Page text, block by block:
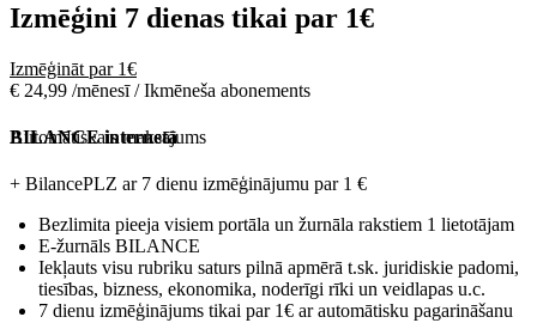
Izmēģini 7 dienas tikai par 1€
Izmēģināt par 1€
€ 24,99 /mēnesī / Ikmēneša abonements
Automātiskais maksājums
BILANCE internetā
+ BilancePLZ ar 7 dienu izmēģinājumu par 1 €
Bezlimita pieeja visiem portāla un žurnāla rakstiem 1 lietotājam
E-žurnāls BILANCE
Iekļauts visu rubriku saturs pilnā apmērā t.sk. juridiskie padomi,
tiesības, bizness, ekonomika, noderīgi rīki un veidlapas u.c.
7 dienu izmēģinājums tikai par 1€ ar automātisku pagarināšanu